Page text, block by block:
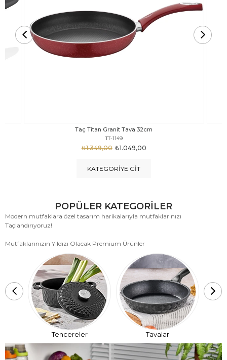
Taç Titan Granit Tava 30cm
TT-1148
₺999,00
₺1.875,00
KATEGORIYE GIT
POPÜLER KATEGORİLER
Modern mutfaklara özel tasarım harikalarıyla mutfaklarınızı
Taçlandırıyoruz!
Mutfaklarınızın Yıldızı Olacak Premium Ürünler
Tencereler Tavalar